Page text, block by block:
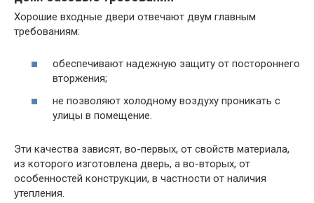
Хорошие входные двери отвечают двум главным
требованиям:
обеспечивают надежную защиту от постороннего
вторжения;
не позволяют холодному воздуху проникать с
улицы в помещение.
Эти качества зависят, во-первых, от свойств материала,
из которого изготовлена дверь, а во-вторых, от
особенностей конструкции, в частности от наличия
утепления.